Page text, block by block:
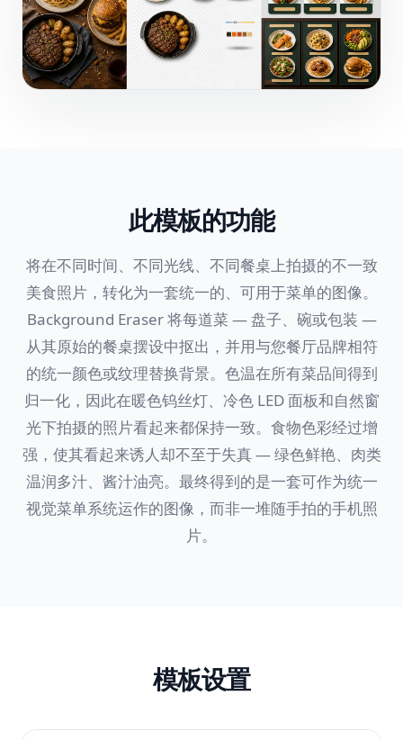
此模板的功能
将在不同时间、不同光线、不同餐桌上拍摄的不一致
美食照片，转化为一套统一的、可用于菜单的图像。
Background Eraser 将每道菜 — 盘子、碗或包装 —
从其原始的餐桌摆设中抠出，并用与您餐厅品牌相符
的统一颜色或纹理替换背景。色温在所有菜品间得到
归一化，因此在暖色钨丝灯、冷色 LED 面板和自然窗
光下拍摄的照片看起来都保持一致。食物色彩经过增
强，使其看起来诱人却不至于失真 — 绿色鲜艳、肉类
温润多汁、酱汁油亮。最终得到的是一套可作为统一
视觉菜单系统运作的图像，而非一堆随手拍的手机照
片。
模板设置